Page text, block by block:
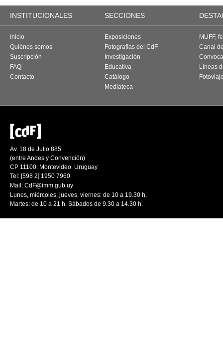
INSTITUCIONALES SECCIONES
Inicio
Quiénes somos
Suscripción
FAQ
Contacto
Exposiciones
Fotografías del CdF
Investigación
Educativa
Catálogo
Mediateca
MUFF,
Canal
Líneas
Av. 18 de Julio 885
(entre Andes y Convención)
CP 11100. Montevideo. Uruguay
Tel: [598 2] 1950 7960
Mail: CdF@imm.gub.uy
Lunes, miércoles, jueves, viernes: de 10 a 19.30 h.
Martes: de 10 a 21 h. Sábados de 9.30 a 14.30 h.